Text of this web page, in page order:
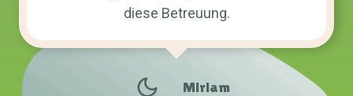
diese Betreuung.
Miriam